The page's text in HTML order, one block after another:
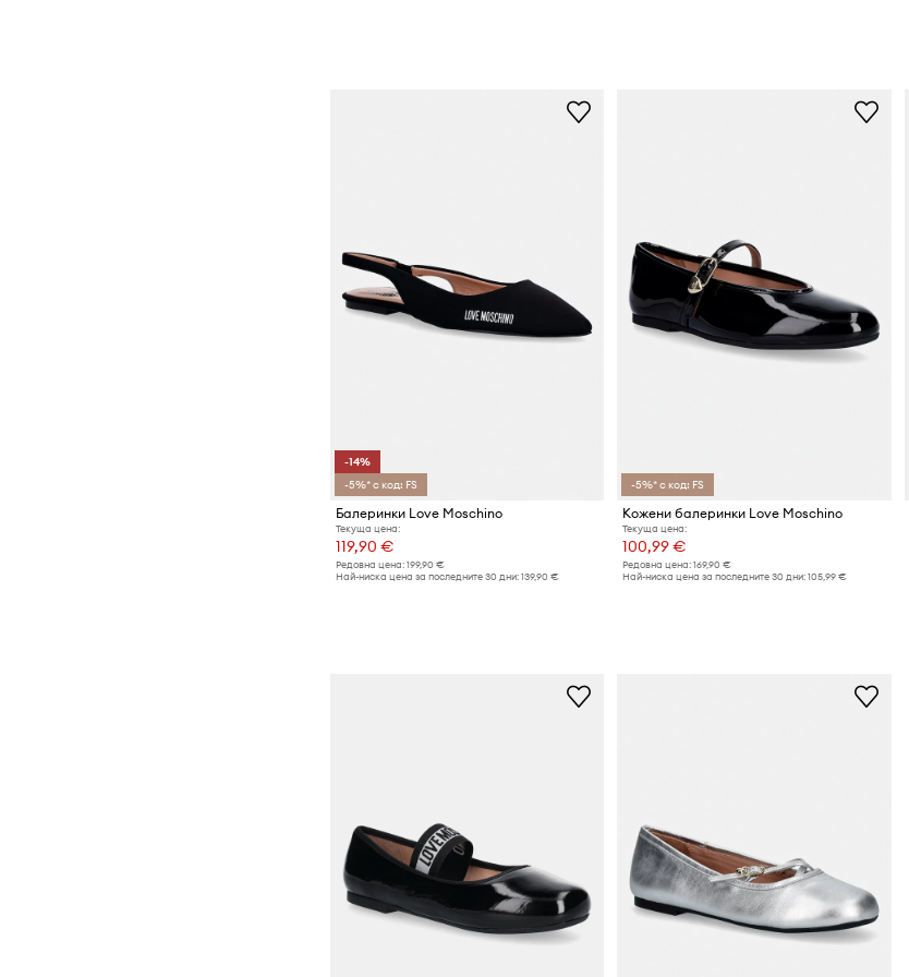
-14%
-5%* с код: FS
Балеринки Love Moschino
Текуща цена:
119,90 €
Редовна цена: 199,90 €
Най-ниска цена за последните 30 дни: 139,90 €
-5%* с код: FS
Кожени балеринки Love Moschino
Текуща цена:
100,99 €
Редовна цена: 169,90 €
Най-ниска цена за последните 30 дни: 105,99 €